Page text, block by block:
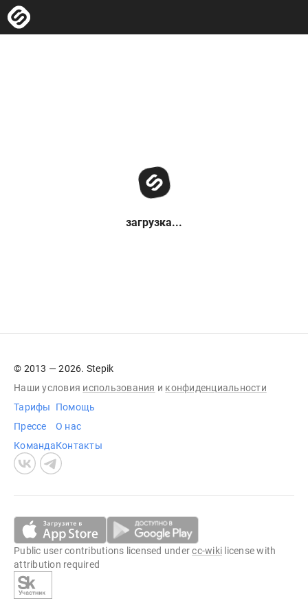
загрузка...
© 2013 — 2026. Stepik
Наши условия использования и конфиденциальности
Тарифы
Прессе
Команда
Помощь
О нас
Контакты
Public user contributions licensed undercc-wiki license with
attribution required